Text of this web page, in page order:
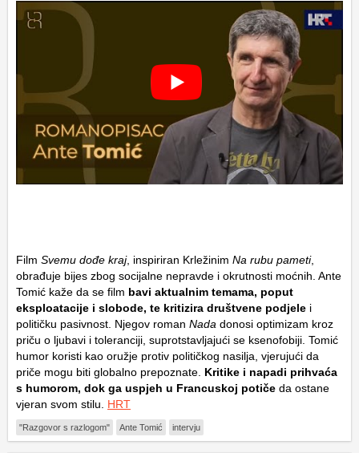
Film Svemu dođe kraj, inspiriran Krležinim Na rubu pameti,
obrađuje bijes zbog socijalne nepravde i okrutnosti moćnih. Ante
Tomić kaže da se film bavi aktualnim temama, poput
eksploatacije i slobode, te kritizira društvene podjele i
političku pasivnost. Njegov roman Nada donosi optimizam kroz
priču o ljubavi i toleranciji, suprotstavljajući se ksenofobiji. Tomić
humor koristi kao oružje protiv političkog nasilja, vjerujući da
priče mogu biti globalno prepoznate. Kritike i napadi prihvaća
s humorom, dok ga uspjeh u Francuskoj potiče da ostane
vjeran svom stilu. HRT
"Razgovor s razlogom" Ante Tomić intervju